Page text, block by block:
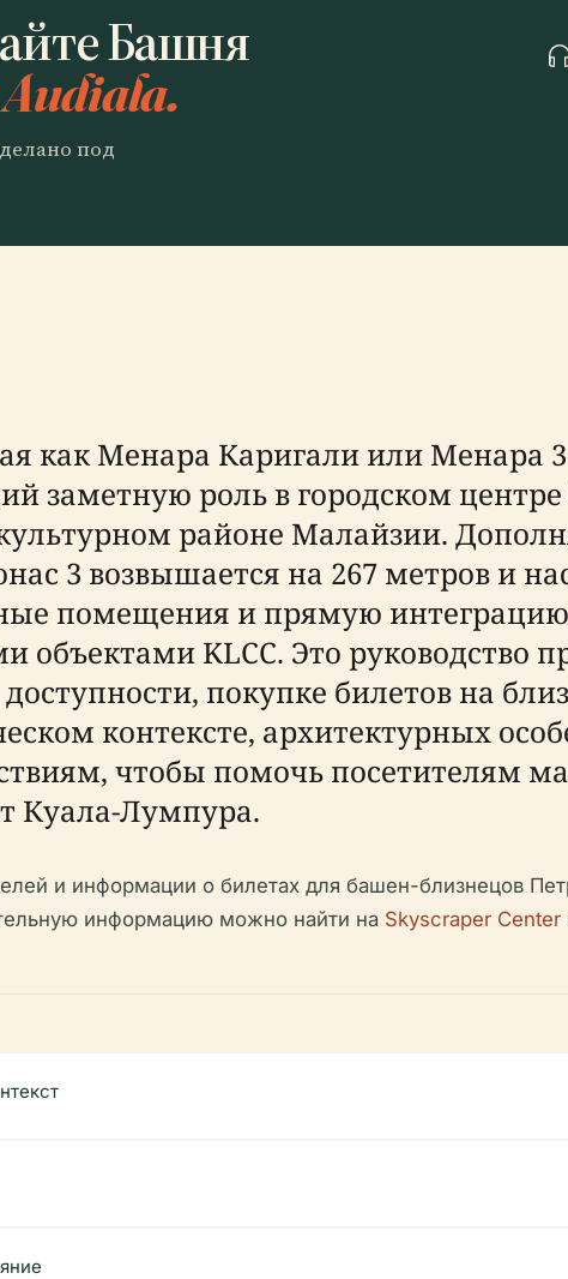
Башня
Audiala.
под
как Менара Каригали или Менара
заметную роль в городском
районе Малайзии.
3 возвышается на 267 метров и
помещения и прямую
KLCC. Это руководство
покупке билетов на
контексте, архитектурных
чтобы помочь посетителям
Куала-Лумпура.
и информации о билетах для башен-близнецов
информацию можно найти на Skyscraper Center